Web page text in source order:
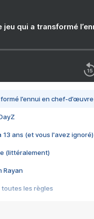
jeu qui a transformé
l’ennui en chef-d’œuvre
13 ans (et vous l'avez ignoré)
(littéralement)
Rayan
toutes les règles